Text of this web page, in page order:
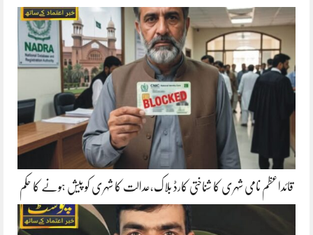
قائداعظم نامی شہری کا شناختی کارڈ بلاک،عدالت کا شہری کو پیش ہونے کا حکم